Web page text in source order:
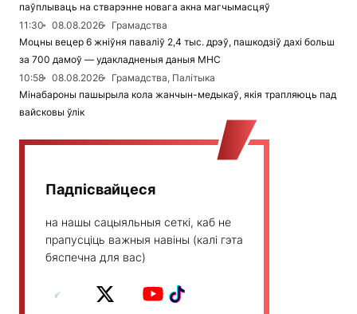
паўплываць на стварэнне новага акна магчымасцяў
11:30
08.08.2026
Грамадства
Моцны вецер 6 жніўня паваліў 2,4 тыс. дрэў, пашкодзіў дахі больш
за 700 дамоў — удакладненыя даныя МНС
10:58
08.08.2026
Грамадства, Палітыка
Мінабароны пашырыла кола жанчын-медыкаў, якія трапляюць пад
вайсковы ўлік
Падпісвайцеся
на нашы сацыяльныя сеткі, каб не
прапусціць важныя навіны (калі гэта
бяспечна для вас)